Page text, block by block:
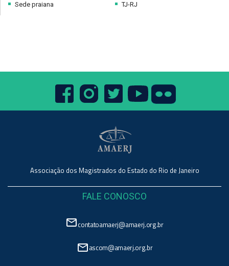
Sede praiana
TJ-RJ
Associação dos Magistrados do Estado do Rio de Janeiro
FALE CONOSCO
mail_outlinecontatoamaerj@amaerj.org.br
mail_outlineascom@amaerj.org.br